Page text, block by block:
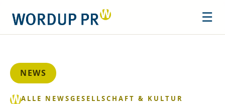
☰
NEWS
ALLE NEWSGESELLSCHAFT & KULTUR